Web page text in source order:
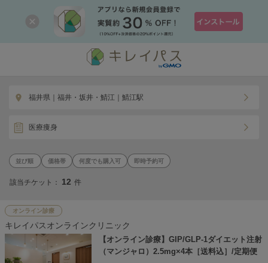
福井県｜福井・坂井・鯖江｜鯖江駅
医療痩身
価格帯 何度でも購入可 即時予約可
該当チケット： 12 件
オンライン診療
キレイパスオンラインクリニック
【オンライン診療】GIP/GLP-1ダイエット注射
（マンジャロ）2.5mg×4本［送料込］/定期便